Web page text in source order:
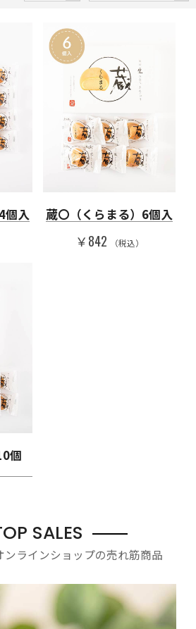
個入 蔵〇（くらまる）6個入
￥842 （税込）
個
SALES
ンラインショップの売れ筋商品